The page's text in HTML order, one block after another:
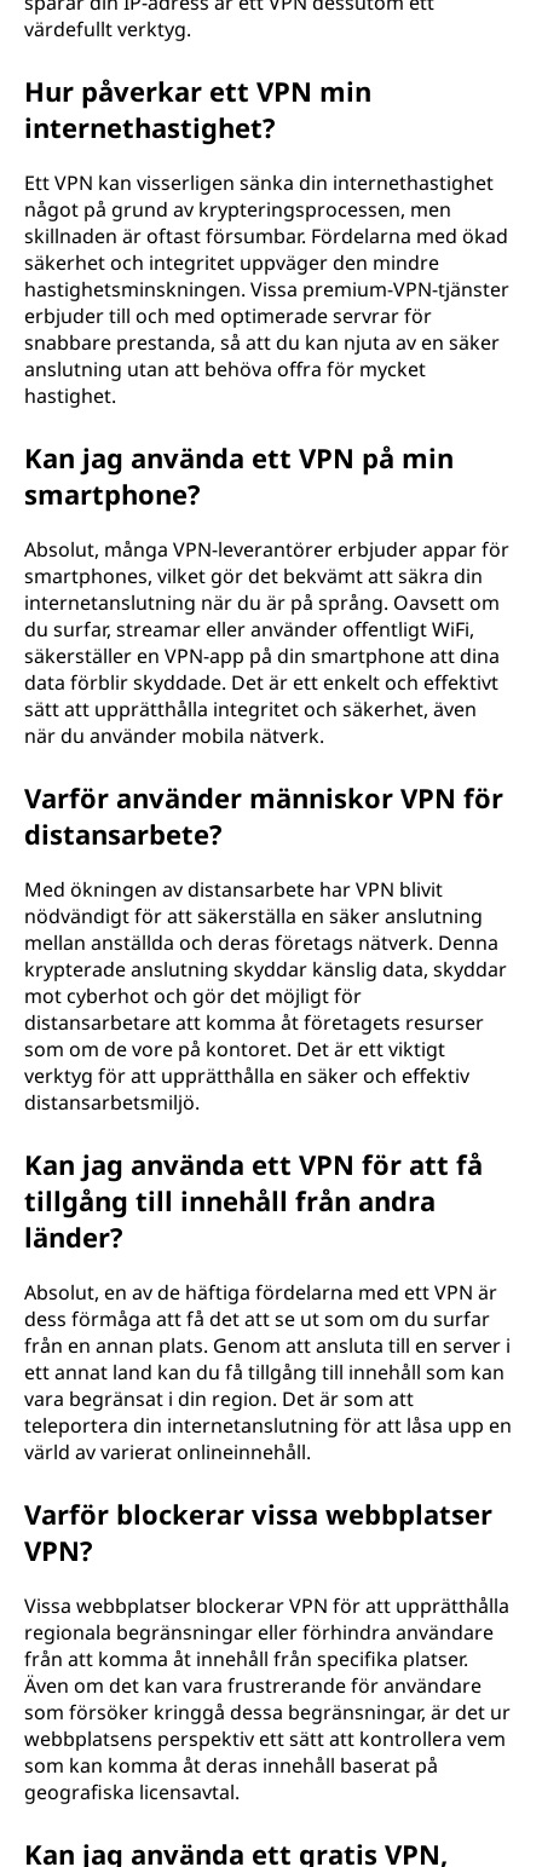
värdefullt verktyg.
Hur påverkar ett VPN min
internethastighet?
Ett VPN kan visserligen sänka din internethastighet
något på grund av krypteringsprocessen, men
skillnaden är oftast försumbar. Fördelarna med ökad
säkerhet och integritet uppväger den mindre
hastighetsminskningen. Vissa premium-VPN-tjänster
erbjuder till och med optimerade servrar för
snabbare prestanda, så att du kan njuta av en säker
anslutning utan att behöva offra för mycket
hastighet.
Kan jag använda ett VPN på min
smartphone?
Absolut, många VPN-leverantörer erbjuder appar för
smartphones, vilket gör det bekvämt att säkra din
internetanslutning när du är på språng. Oavsett om
du surfar, streamar eller använder offentligt WiFi,
säkerställer en VPN-app på din smartphone att dina
data förblir skyddade. Det är ett enkelt och effektivt
sätt att upprätthålla integritet och säkerhet, även
när du använder mobila nätverk.
Varför använder människor VPN för
distansarbete?
Med ökningen av distansarbete har VPN blivit
nödvändigt för att säkerställa en säker anslutning
mellan anställda och deras företags nätverk. Denna
krypterade anslutning skyddar känslig data, skyddar
mot cyberhot och gör det möjligt för
distansarbetare att komma åt företagets resurser
som om de vore på kontoret. Det är ett viktigt
verktyg för att upprätthålla en säker och effektiv
distansarbetsmiljö.
Kan jag använda ett VPN för att få
tillgång till innehåll från andra
länder?
Absolut, en av de häftiga fördelarna med ett VPN är
dess förmåga att få det att se ut som om du surfar
från en annan plats. Genom att ansluta till en server i
ett annat land kan du få tillgång till innehåll som kan
vara begränsat i din region. Det är som att
teleportera din internetanslutning för att låsa upp en
värld av varierat onlineinnehåll.
Varför blockerar vissa webbplatser
VPN?
Vissa webbplatser blockerar VPN för att upprätthålla
regionala begränsningar eller förhindra användare
från att komma åt innehåll från specifika platser.
Även om det kan vara frustrerande för användare
som försöker kringgå dessa begränsningar, är det ur
webbplatsens perspektiv ett sätt att kontrollera vem
som kan komma åt deras innehåll baserat på
geografiska licensavtal.
Kan jag använda ett gratis VPN,